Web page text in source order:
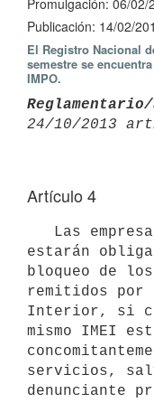
Promulgación: 06/02/
Publicación: 14/02/
El Registro Nacional
semestre se
IMPO.
24/10/2013
Artículo 4
estarán
bloqueo de
remitidos
Interior, si
mismo IMEI
servicios,
denunciante